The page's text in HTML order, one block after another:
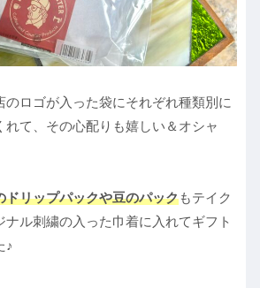
のロゴが入った袋にそれぞれ種類別に
れて、その心配りも嬉しい＆オシャ
ドリップパックや豆のパックもテイク
ナル刺繍の入った巾着に入れてギフト
♪